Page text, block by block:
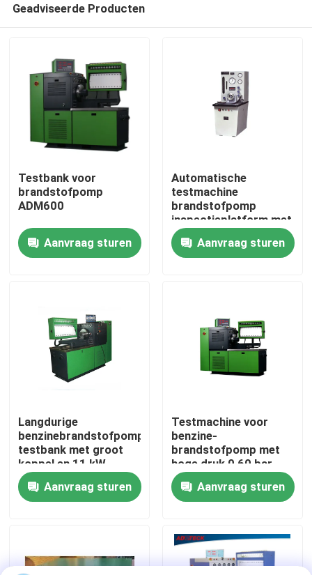
Huis
Producten
Ongeveer ons
Kwaliteitscontrole
Contacteer ons
Nieuws
Gevallen
Het gemeenschappelijke Materiaal van de Spoortest
Geadviseerde Producten
Testbank voor
brandstofpomp
ADM600
Aanvraag sturen
Automatische
testmachine
brandstofpomp
inspectieplatform met
AUTO CONTROL
MANUALE CONTROL
MODE
Aanvraag sturen
Langdurige
benzinebrandstofpomp
testbank met groot
koppel en 11 kW
vermogen
Aanvraag sturen
Testmachine voor
benzine-
brandstofpomp met
hoge druk 0 60 bar
Testmedium Klaar
Aanvraag sturen